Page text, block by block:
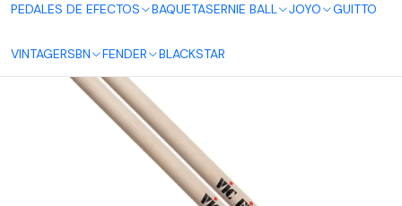
PEDALES DE EFECTOS BAQUETASERNIE BALL JOYO GUITTO
VINTAGERSBN FENDER BLACKSTAR